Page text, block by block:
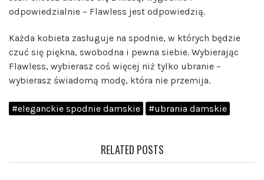
odpowiedzialnie – Flawless jest odpowiedzią.
Każda kobieta zasługuje na spodnie, w których będzie
czuć się piękna, swobodna i pewna siebie. Wybierając
Flawless, wybierasz coś więcej niż tylko ubranie –
wybierasz świadomą modę, która nie przemija.
#eleganckie spodnie damskie #ubrania damskie
RELATED POSTS